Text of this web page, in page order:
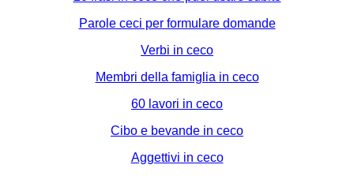
Parole ceci per formulare domande
Verbi in ceco
Membri della famiglia in ceco
60 lavori in ceco
Cibo e bevande in ceco
Aggettivi in ceco